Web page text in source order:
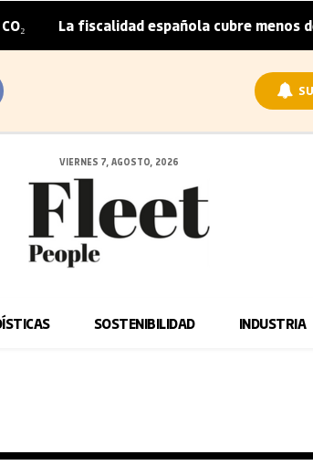
| La fiscalidad española cubre menos de
VIERNES 7, AGOSTO, 2026
SOSTENIBILIDAD INDUSTRIA